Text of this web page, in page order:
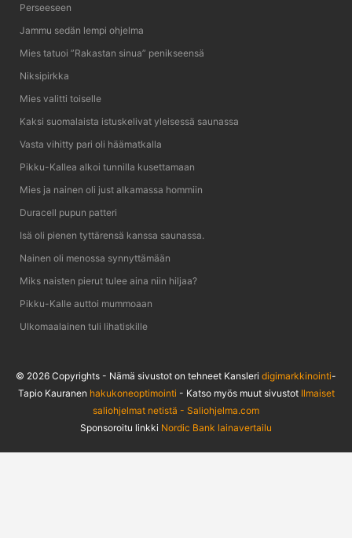
Perseeseen
Jammu sedän lempi ohjelma
Mies tatuoi ”Rakastan sinua” penikseensä
Niksipirkka
Mies valitti toiselle
Kaksi suomalaista istuskelivat yleisessä saunassa
Vasta vihitty pari oli häämatkalla
Pikku-Kallea alkoi tunnilla kusettamaan
Mies ja nainen oli just alkamassa hommiin
Duracell pupun patteri
Isä oli pienen tyttärensä kanssa saunassa.
Nainen oli menossa synnyttämään
Miks naisten pierut tulee aina niin hiljaa?
Pikku-Kalle auttoi mummoaan
Ulkomaalainen tuli lihatiskille
© 2026 Copyrights - Nämä sivustot on tehneet Kansleri digimarkkinointi-
Tapio Kauranen hakukoneoptimointi - Katso myös muut sivustot Ilmaiset
saliohjelmat netistä - Saliohjelma.com
Sponsoroitu linkki Nordic Bank lainavertailu